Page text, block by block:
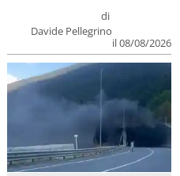
di
Davide Pellegrino
il 08/08/2026